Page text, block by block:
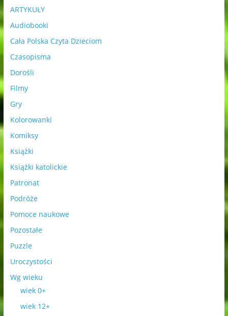
ARTYKUŁY
Audiobooki
Cała Polska Czyta Dzieciom
Czasopisma
Dorośli
Filmy
Gry
Kolorowanki
Komiksy
Książki
Książki katolickie
Patronat
Podróże
Pomoce naukowe
Pozostałe
Puzzle
Uroczystości
Wg wieku
wiek 0+
wiek 12+